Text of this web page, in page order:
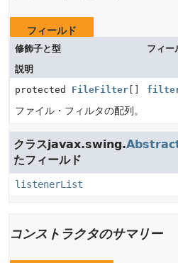
フィールド
修飾子と型
フィー
説明
protected FileFilter
ファイル・フィルタの配列。
クラスjavax.swing.
たフィールド
listenerList
コンストラクタのサマリー